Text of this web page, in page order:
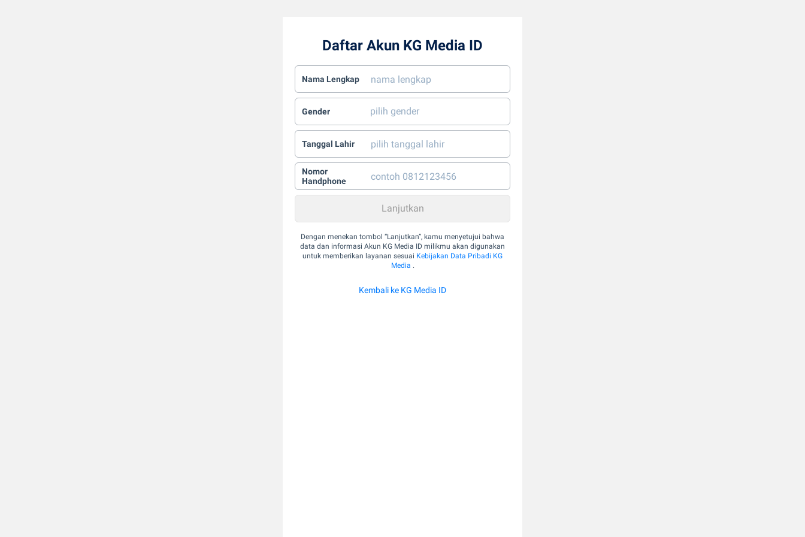
Daftar Akun KG Media ID
Nama Lengkap
Gender
Tanggal Lahir
Nomor
Handphone
Dengan menekan tombol “Lanjutkan”, kamu menyetujui bahwa
data dan informasi Akun KG Media ID milikmu akan digunakan
untuk memberikan layanan sesuai Kebijakan Data Pribadi KG
Media .
Kembali ke KG Media ID